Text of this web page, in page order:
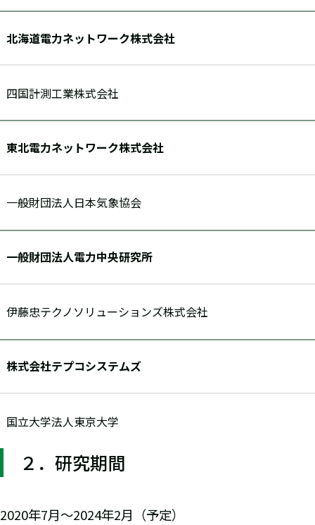
北海道電力ネットワーク株式会社
四国計測工業株式会社
東北電力ネットワーク株式会社
一般財団法人日本気象協会
一般財団法人電力中央研究所
伊藤忠テクノソリューションズ株式会社
株式会社テプコシステムズ
国立大学法人東京大学
２．研究期間
2020年7月～2024年2月（予定）